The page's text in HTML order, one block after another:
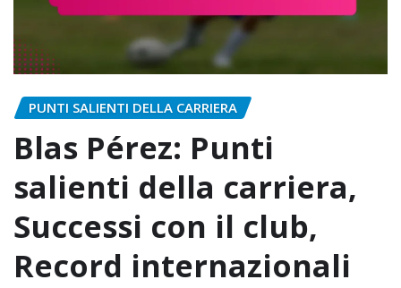
PUNTI SALIENTI DELLA CARRIERA
Blas Pérez: Punti
salienti della carriera,
Successi con il club,
Record internazionali